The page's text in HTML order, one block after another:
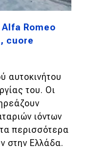
Romeo
cuore
αυτοκινήτου
του. Οι
ιόντων
περισσότερα
στην Ελλάδα.